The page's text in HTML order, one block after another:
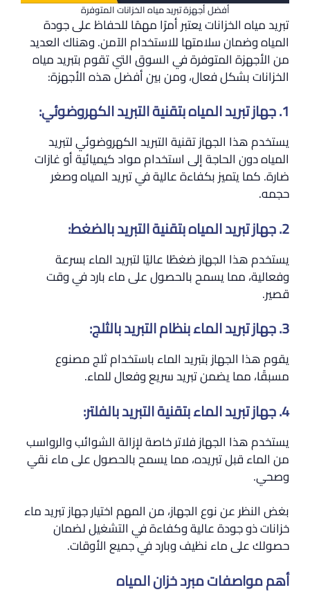
أفضل أجهزة تبريد مياه الخزانات المتوفرة
تبريد مياه الخزانات يعتبر أمرًا مهمًا للحفاظ على جودة
المياه وضمان سلامتها للاستخدام الآمن. وهناك العديد
من الأجهزة المتوفرة في السوق التي تقوم بتبريد مياه
الخزانات بشكل فعال، ومن بين أفضل هذه الأجهزة:
1. جهاز تبريد المياه بتقنية التبريد الكهروضوئي:
يستخدم هذا الجهاز تقنية التبريد الكهروضوئي لتبريد
المياه دون الحاجة إلى استخدام مواد كيميائية أو غازات
ضارة. كما يتميز بكفاءة عالية في تبريد المياه وصغر
حجمه.
2. جهاز تبريد المياه بتقنية التبريد بالضغط:
يستخدم هذا الجهاز ضغطًا عاليًا لتبريد الماء بسرعة
وفعالية، مما يسمح بالحصول على ماء بارد في وقت
قصير.
3. جهاز تبريد الماء بنظام التبريد بالثلج:
يقوم هذا الجهاز بتبريد الماء باستخدام ثلج مصنوع
مسبقًا، مما يضمن تبريد سريع وفعال للماء.
4. جهاز تبريد الماء بتقنية التبريد بالفلتر:
يستخدم هذا الجهاز فلاتر خاصة لإزالة الشوائب والرواسب
من الماء قبل تبريده، مما يسمح بالحصول على ماء نقي
وصحي.
بغض النظر عن نوع الجهاز، من المهم اختيار جهاز تبريد ماء
خزانات ذو جودة عالية وكفاءة في التشغيل لضمان
حصولك على ماء نظيف وبارد في جميع الأوقات.
أهم مواصفات مبرد خزان المياه